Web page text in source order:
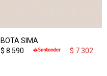
BOTA SIMA
$ 8.590 $ 7.302